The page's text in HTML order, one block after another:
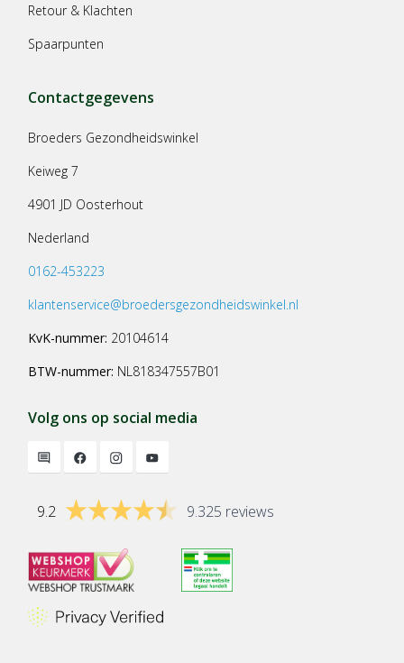
Retour & Klachten
Spaarpunten
Contactgegevens
Broeders Gezondheidswinkel
Keiweg 7
4901 JD Oosterhout
Nederland
0162-453223
klantenservice@broedersgezondheidswinkel.nl
KvK-nummer: 20104614
BTW-nummer: NL818347557B01
Volg ons op social media
9.2 9.325 reviews